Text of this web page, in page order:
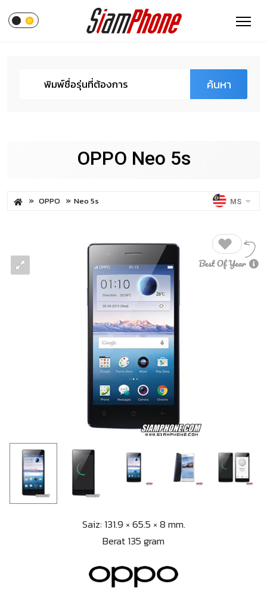
ค้นหา
OPPO Neo 5s
OPPO Neo 5s MS
Saiz: 131.9 × 65.5 × 8 mm.
Berat 135 gram